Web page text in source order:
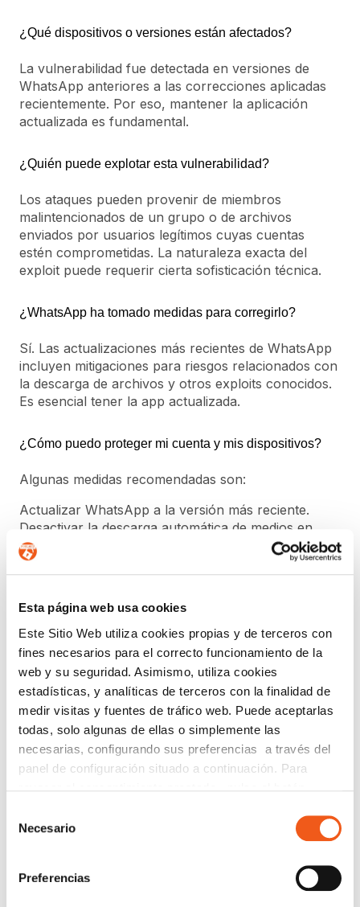
Esta página web usa cookies
Este Sitio Web utiliza cookies propias y de terceros con
fines necesarios para el correcto funcionamiento de la
web y su seguridad. Asimismo, utiliza cookies
estadísticas, y analíticas de terceros con la finalidad de
medir visitas y fuentes de tráfico web. Puede aceptarlas
todas, solo algunas de ellas o simplemente las
necesarias, configurando sus preferencias a través del
panel de configuración situado a continuación. Para
consultar nuestra política de cookies
política de cookies
Necesario
Preferencias
¿Qué dispositivos o versiones están afectados?
La vulnerabilidad fue detectada en versiones de
WhatsApp anteriores a las correcciones aplicadas
recientemente. Por eso, mantener la aplicación
actualizada es fundamental.
¿Quién puede explotar esta vulnerabilidad?
Los ataques pueden provenir de miembros
malintencionados de un grupo o de archivos
enviados por usuarios legítimos cuyas cuentas
estén comprometidas. La naturaleza exacta del
exploit puede requerir cierta sofisticación técnica.
¿WhatsApp ha tomado medidas para corregirlo?
Sí. Las actualizaciones más recientes de WhatsApp
incluyen mitigaciones para riesgos relacionados con
la descarga de archivos y otros exploits conocidos.
Es esencial tener la app actualizada.
¿Cómo puedo proteger mi cuenta y mis dispositivos?
Algunas medidas recomendadas son:
Actualizar WhatsApp a la versión más reciente.
Desactivar la descarga automática de medios en
chats.
Ajustar quién puede añadirte a grupos.
Con una combinación de actualizaciones regulares
y ajustes de uso conscientes, es posible minimizar la
exposición a ataques y disfrutar de una experiencia
de comunicación más segura.
CONTÁCTANOS
Nombre